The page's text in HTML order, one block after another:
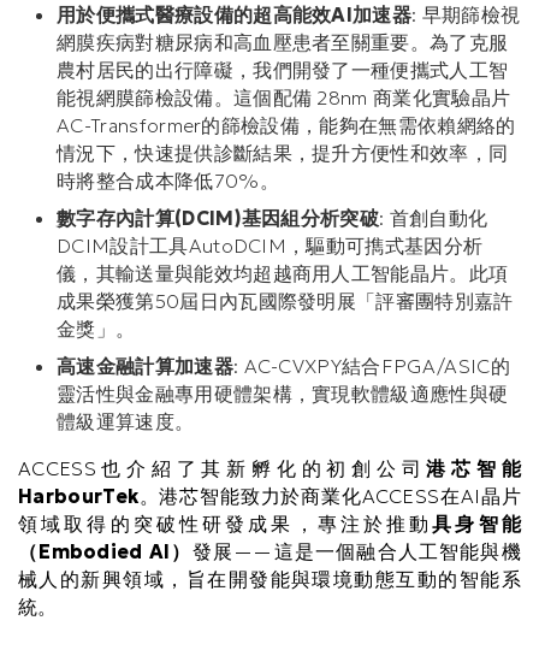
用於便攜式醫療設備的超高能效AI加速器: 早期篩檢視
網膜疾病對糖尿病和高血壓患者至關重要。為了克服
農村居民的出行障礙，我們開發了一種便攜式人工智
能視網膜篩檢設備。這個配備 28nm 商業化實驗晶片
AC-Transformer的篩檢設備，能夠在無需依賴網絡的
情況下，快速提供診斷結果，提升方便性和效率，同
時將整合成本降低70%。
數字存內計算(DCIM)基因組分析突破: 首創自動化
DCIM設計工具AutoDCIM，驅動可擕式基因分析
儀，其輸送量與能效均超越商用人工智能晶片。此項
成果榮獲第50屆日內瓦國際發明展「評審團特別嘉許
金獎」。
高速金融計算加速器: AC-CVXPY結合FPGA/ASIC的
靈活性與金融專用硬體架構，實現軟體級適應性與硬
體級運算速度。
ACCESS也介紹了其新孵化的初創公司港芯智能
HarbourTek。港芯智能致力於商業化ACCESS在AI晶片
領域取得的突破性研發成果，專注於推動具身智能
（Embodied AI） 發展——這是一個融合人工智能與機
械人的新興領域，旨在開發能與環境動態互動的智能系
統。